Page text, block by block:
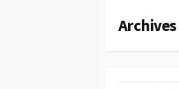
Archives